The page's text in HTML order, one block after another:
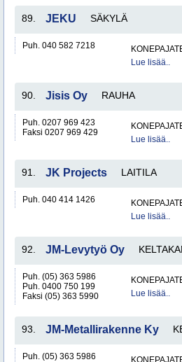
89. JEKU SÄKYLÄ
Puh. 040 582 7218
Lue lisää..
90. Jisis Oy RAUHA
Puh. 0207 969 423
Faksi 0207 969 429
Lue lisää..
91. JK Projects LAITILA
Puh. 040 414 1426
Lue lisää..
92. JM-Levytyö Oy
Puh. (05) 363 5986
Puh. 0400 750 199
Faksi (05) 363 5990
Lue lisää..
93. JM-Metallirakenne Ky
Puh. (05) 363 5986